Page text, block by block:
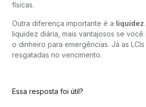
físicas.
Outra diferença importante é a liquidez
liquidez diária, mais vantajosos se
o dinheiro para emergências. Já as
resgatadas no vencimento.
Essa resposta foi útil?